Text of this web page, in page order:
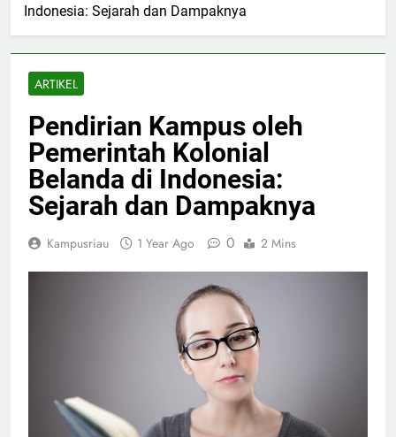
Indonesia: Sejarah dan Dampaknya
ARTIKEL
Pendirian Kampus oleh
Pemerintah Kolonial
Belanda di Indonesia:
Sejarah dan Dampaknya
Kampusriau 1 Year Ago 0 2 Mins